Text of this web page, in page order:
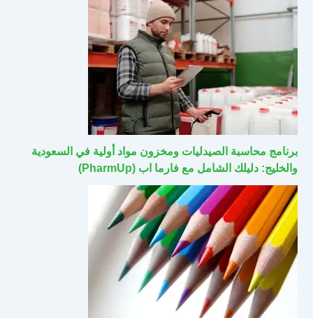
برنامج محاسبة الصيدليات ومخزون مواد أولية في السعودية
والخليج: دليلك الشامل مع فارما اب (PharmUp)